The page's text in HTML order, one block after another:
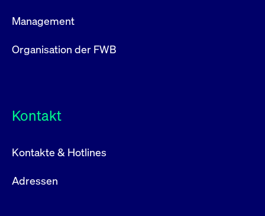
Management
Organisation der FWB
Kontakt
Kontakte & Hotlines
Adressen